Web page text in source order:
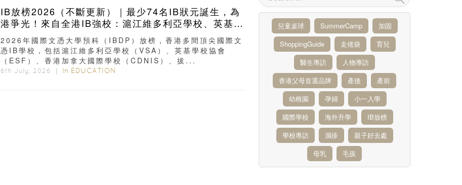
IB放榜2026（不斷更新）｜最少74名IB狀元誕生，為
港爭光！來自全港IB強校：滬江維多利亞學校、英基學
校協會、香港加拿大國際學校、拔萃男書院、聖保羅男
女中學、聖士提反書院、保良局蔡繼有學校、保良局顏
寶鈴書院、新加坡國際學校、弘立書院、墨爾文國際學
校和德瑞國際學校
2026年國際文憑大學預科（IBDP）放榜，香港多間頂尖國際文
憑IB學校，包括滬江維多利亞學校（VSA）、英基學校協會
（ESF）、香港加拿大國際學校（CDNIS）、拔...
6th July, 2026 ｜ In EDUCATION
兒童桌球 SummerCamp
加固
ShoppingGuide
走佬袋
育兒
醫生專訪
人物專訪
香港父母首選品牌
產後
產前
幼稚園
孕婦
小一入學
國際學校
海外升學
IB放榜
學校專訪
濕疹
親子好去處
母乳
毛孩